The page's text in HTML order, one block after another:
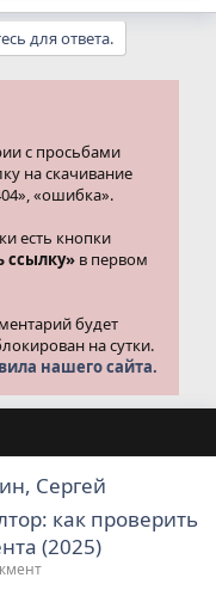
для ответа.
с просьбами
на скачивание
«ошибка».
есть кнопки
ссылку» в первом
будет
на сутки.
нашего сайта.
Сергей
как проверить
(2025)